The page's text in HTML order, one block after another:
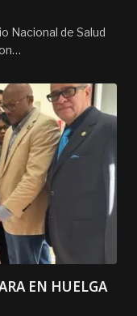
Nacional de Salud
EN HUELGA